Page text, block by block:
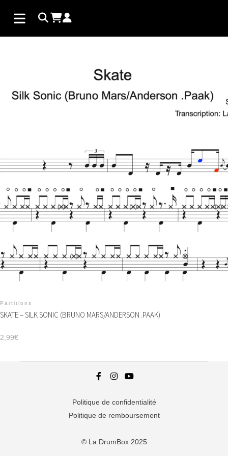
Partitions
SKATE – SILK SONIC (BRUNO MARS/ANDERSON .PAAK)
2,99€
Politique de confidentialité
Politique de remboursement
© La DrumBox 2025